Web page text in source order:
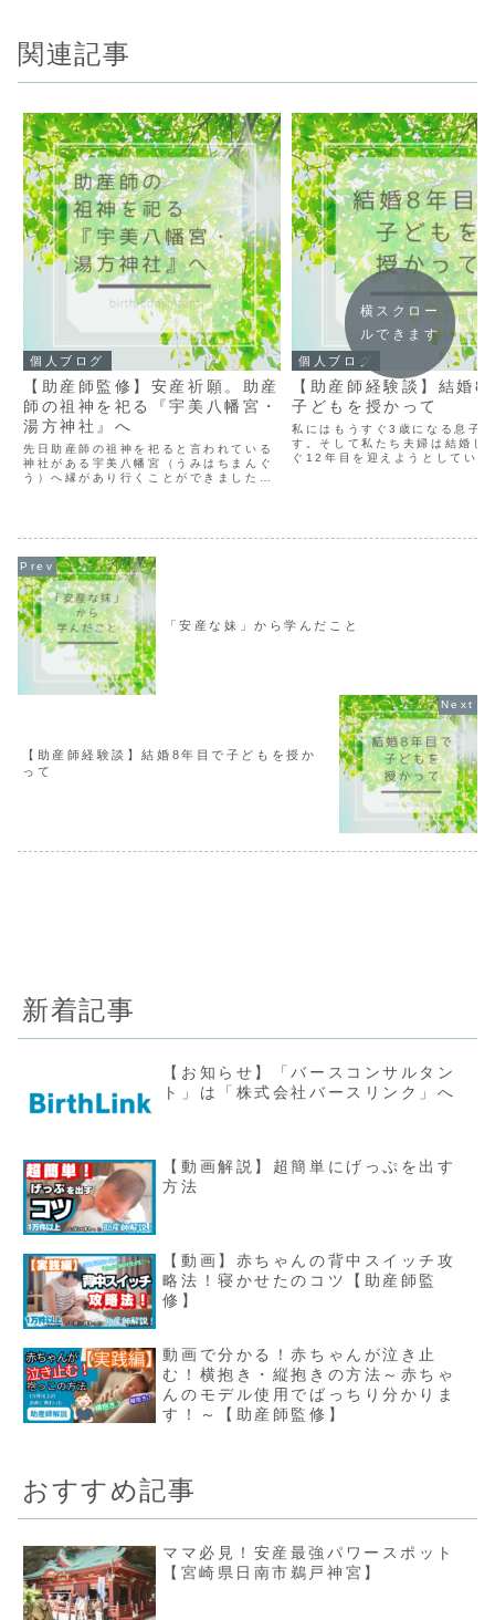
関連記事
個人ブログ
【助産師監修】安産祈願。助産
師の祖神を祀る『宇美八幡宮・
湯方神社』へ
先日助産師の祖神を祀ると言われている
神社がある宇美八幡宮（うみはちまんぐ
う）へ縁があり行くことができました。
個人ブログ
【助産師経験談】結婚8
子どもを授かって
私にはもうすぐ3歳になる息子
す。そして私たち夫婦は結婚し
ぐ12年目を迎えようとしてい
横スクロー
ルできます
「安産な妹」から学んだこと
【助産師経験談】結婚8年目で子どもを授か
って
新着記事
【お知らせ】「バースコンサルタン
ト」は「株式会社バースリンク」へ
【動画解説】超簡単にげっぷを出す
方法
【動画】赤ちゃんの背中スイッチ攻
略法！寝かせたのコツ【助産師監
修】
動画で分かる！赤ちゃんが泣き止
む！横抱き・縦抱きの方法～赤ちゃ
んのモデル使用でばっちり分かりま
す！～【助産師監修】
おすすめ記事
ママ必見！安産最強パワースポット
【宮崎県日南市鵜戸神宮】